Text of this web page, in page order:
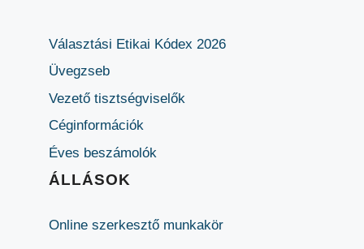
Választási Etikai Kódex 2026
Üvegzseb
Vezető tisztségviselők
Céginformációk
Éves beszámolók
ÁLLÁSOK
Online szerkesztő munkakör